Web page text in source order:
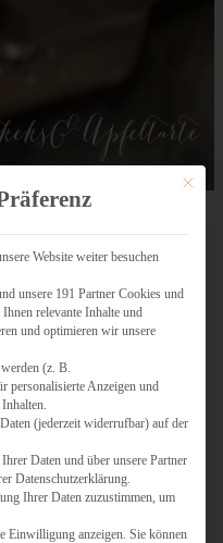
Striezel –
Mit
Website weiter besuchen
unsere 191 Partner Cookies und
relevante Inhalte und
und optimieren wir unsere
(z. B.
personalisierte Anzeigen und
(jederzeit widerrufbar) auf der
Daten und über unsere Partner
Datenschutzerklärung.
Ihrer Daten zuzustimmen, um
Einwilligung anzeigen. Sie können